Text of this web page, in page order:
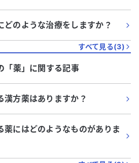
どのような治療をしますか？
すべて見る(3)
「薬」に関する記事
漢方薬はありますか？
薬にはどのようなものがありま